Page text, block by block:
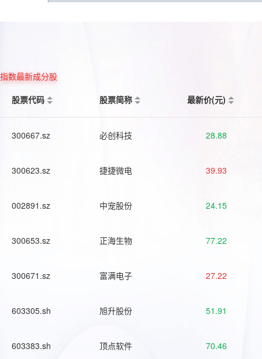
指数最新成分股
股票代码
股票简称 最新价(元)
300667.sz 必创科技 28.88
300623.sz 捷捷微电 39.93
002891.sz 中宠股份 24.15
300653.sz 正海生物 77.22
300671.sz 富满电子 27.22
603305.sh 旭升股份 51.91
603383.sh 顶点软件 70.46